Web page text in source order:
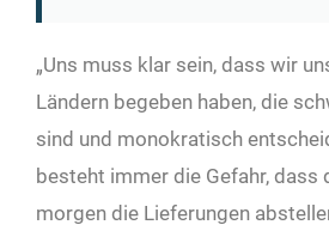
„Uns muss klar sein, dass wir
Ländern begeben haben, die
sind und monokratisch
besteht immer die Gefahr, dass
morgen die Lieferungen